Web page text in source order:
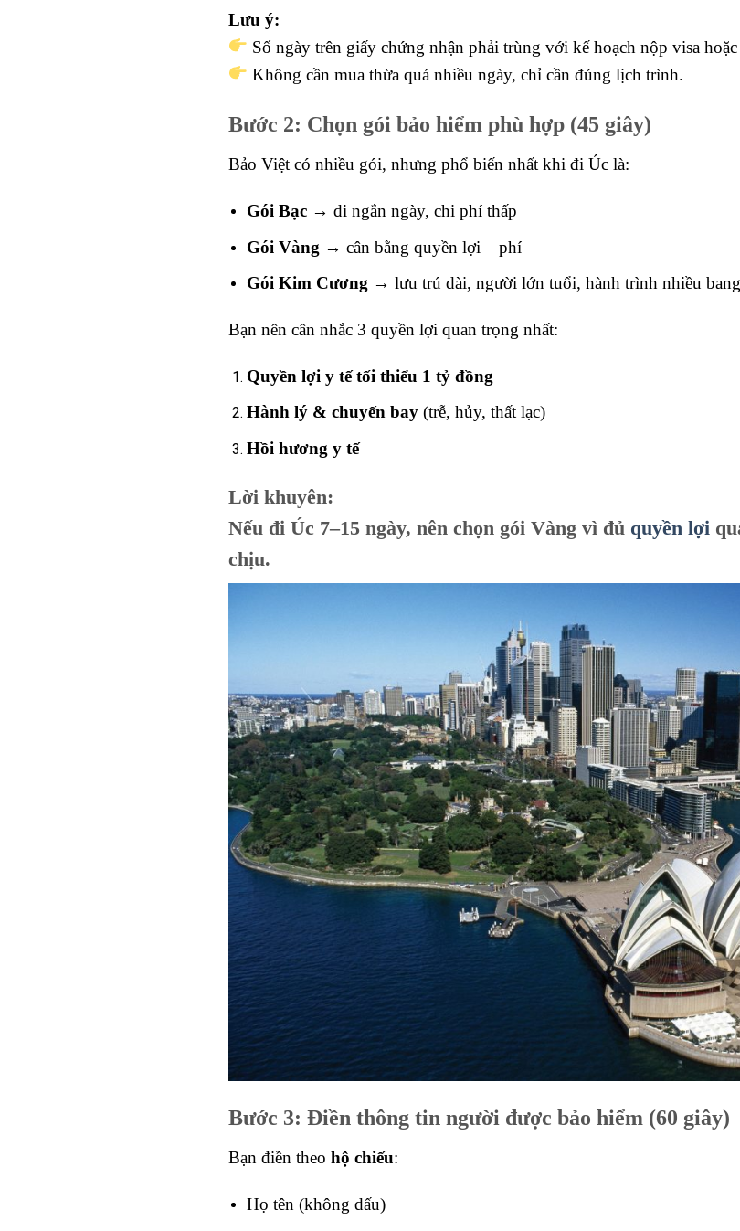
Lưu ý:
Số ngày trên giấy chứng nhận phải trùng với kế hoạch nộp visa
Không cần mua thừa quá nhiều ngày, chỉ cần đúng lịch trình.
Bước 2: Chọn gói bảo hiểm phù hợp (45 giây)
Bảo Việt có nhiều gói, nhưng phổ biến nhất khi đi Úc là:
Gói Bạc → đi ngắn ngày, chi phí thấp
Gói Vàng → cân bằng quyền lợi – phí
Gói Kim Cương → lưu trú dài, người lớn tuổi, hành trình nhiều bang
Bạn nên cân nhắc 3 quyền lợi quan trọng nhất:
Quyền lợi y tế tối thiểu 1 tỷ đồng
Hành lý & chuyến bay (trễ, hủy, thất lạc)
Hồi hương y tế
Lời khuyên:
Nếu đi Úc 7–15 ngày, nên chọn gói Vàng vì đủ quyền lợi
chịu.
Bước 3: Điền thông tin người được bảo hiểm (60 giây)
Bạn điền theo hộ chiếu:
Họ tên (không dấu)